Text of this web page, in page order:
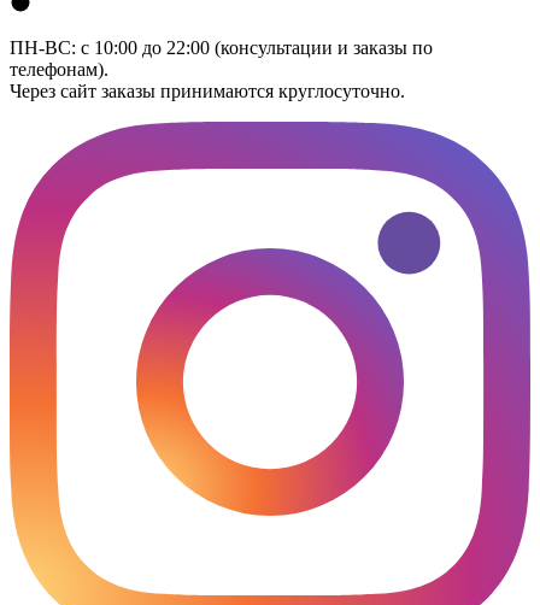
ПН-ВС: с 10:00 до 22:00 (консультации и заказы по
телефонам).
Через сайт заказы принимаются круглосуточно.